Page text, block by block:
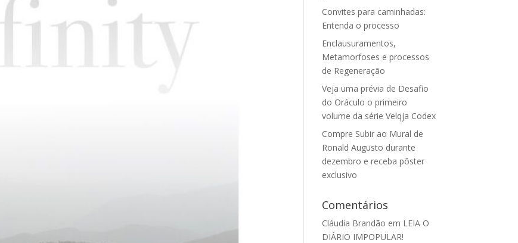
Convites para caminhadas:
Entenda o processo
Enclausuramentos,
Metamorfoses e processos
de Regeneração
Veja uma prévia de Desafio
do Oráculo o primeiro
volume da série Velqja Codex
Compre Subir ao Mural de
Ronald Augusto durante
dezembro e receba pôster
exclusivo
Comentários
Cláudia Brandão em LEIA O
DIÁRIO IMPOPULAR!